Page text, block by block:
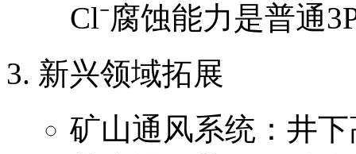
Cl⁻腐蚀能力是普通
新兴领域拓展
矿山通风系统：井